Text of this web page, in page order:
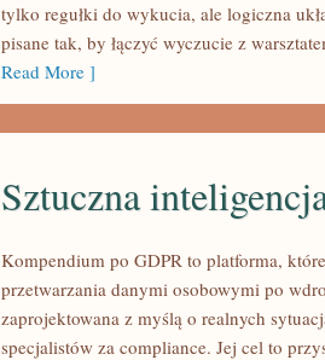
tylko regułki do wykucia, ale logiczna
pisane tak, by łączyć wyczucie z
Read More ]
Sztuczna
Kompendium po GDPR to platforma,
przetwarzania danymi osobowymi po
zaprojektowana z myślą o realnych
specjalistów za compliance. Jej cel to